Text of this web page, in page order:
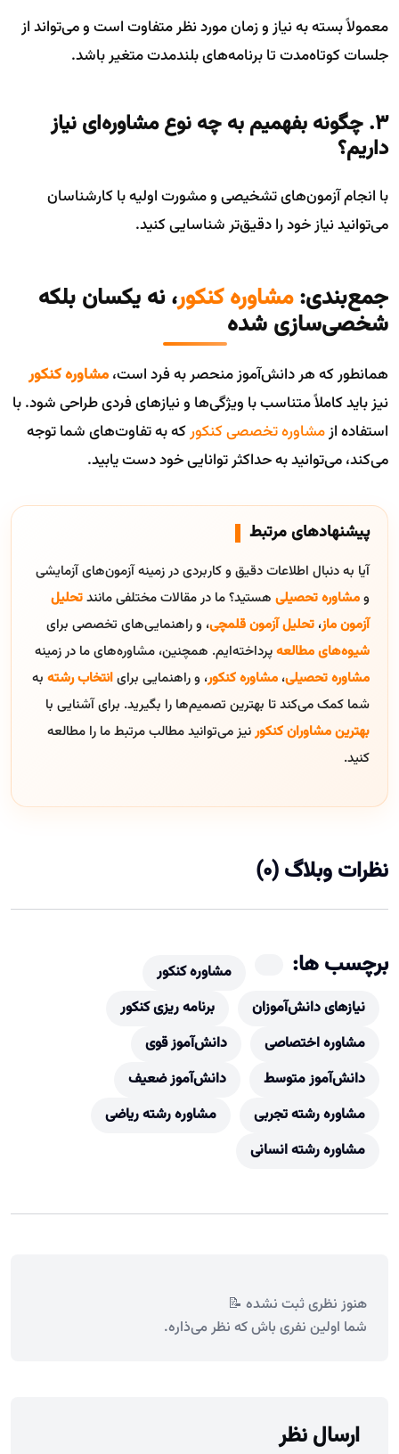
معمولاً بسته به نیاز و زمان مورد نظر متفاوت است و می‌تواند از
جلسات کوتاه‌مدت تا برنامه‌های بلندمدت متغیر باشد.
3. چگونه بفهمیم به چه نوع مشاوره‌ای نیاز
داریم؟
با انجام آزمون‌های تشخیصی و مشورت اولیه با کارشناسان
می‌توانید نیاز خود را دقیق‌تر شناسایی کنید.
جمع‌بندی:مشاوره کنکور، نه یکسان بلکه
شخصی‌سازی شده
همانطور که هر دانش‌آموز منحصر به فرد است،مشاوره کنکور
نیز باید کاملاً متناسب با ویژگی‌ها و نیازهای فردی طراحی شود. با
استفاده ازمشاوره تخصصی کنکورکه به تفاوت‌های شما توجه
می‌کند، می‌توانید به حداکثر توانایی خود دست یابید.
پیشنهادهای مرتبط
آیا به دنبال اطلاعات دقیق و کاربردی در زمینه آزمون‌های آزمایشی
ومشاوره تحصیلی هستید؟ ما در مقالات مختلفی مانندتحلیل
آزمون ماز، تحلیل آزمون قلمچی، و راهنمایی‌های تخصصی برای
شیوه‌های مطالعهپرداخته‌ایم. همچنین، مشاوره‌های ما در زمینه
مشاوره تحصیلی، مشاوره کنکور، و راهنمایی برایانتخاب رشته به
شما کمک می‌کند تا بهترین تصمیم‌ها را بگیرید. برای آشنایی با
بهترین مشاوران کنکورنیز می‌توانید مطالب مرتبط ما را مطالعه
کنید.
نظرات وبلاگ (0)
برچسب ها:
مشاوره کنکور
نیازهای دانش‌آموزان
برنامه ریزی کنکور
مشاوره اختصاصی
دانش‌آموز قوی
دانش‌آموز متوسط
دانش‌آموز ضعیف
مشاوره رشته تجربی
مشاوره رشته ریاضی
مشاوره رشته انسانی
هنوز نظری ثبت نشده 📝
شما اولین نفری باش که نظر می‌ذاره.
ارسال نظر